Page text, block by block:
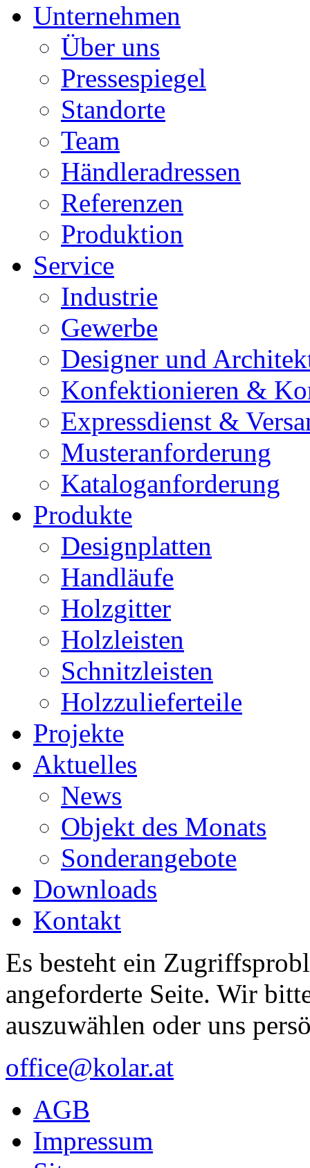
Unternehmen
Über uns
Pressespiegel
Standorte
Team
Händleradressen
Referenzen
Produktion
Service
Industrie
Gewerbe
Designer und
Konfektionieren &
Expressdienst &
Musteranforderung
Kataloganforderung
Produkte
Designplatten
Handläufe
Holzgitter
Holzleisten
Schnitzleisten
Holzzulieferteile
Projekte
Aktuelles
News
Objekt des Monats
Sonderangebote
Downloads
Kontakt
Es besteht ein
angeforderte Seite. Wir
auszuwählen oder uns
office@kolar.at
AGB
Impressum